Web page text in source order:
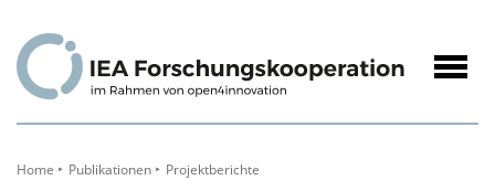
Inhalt
Home Publikationen Projektberichte